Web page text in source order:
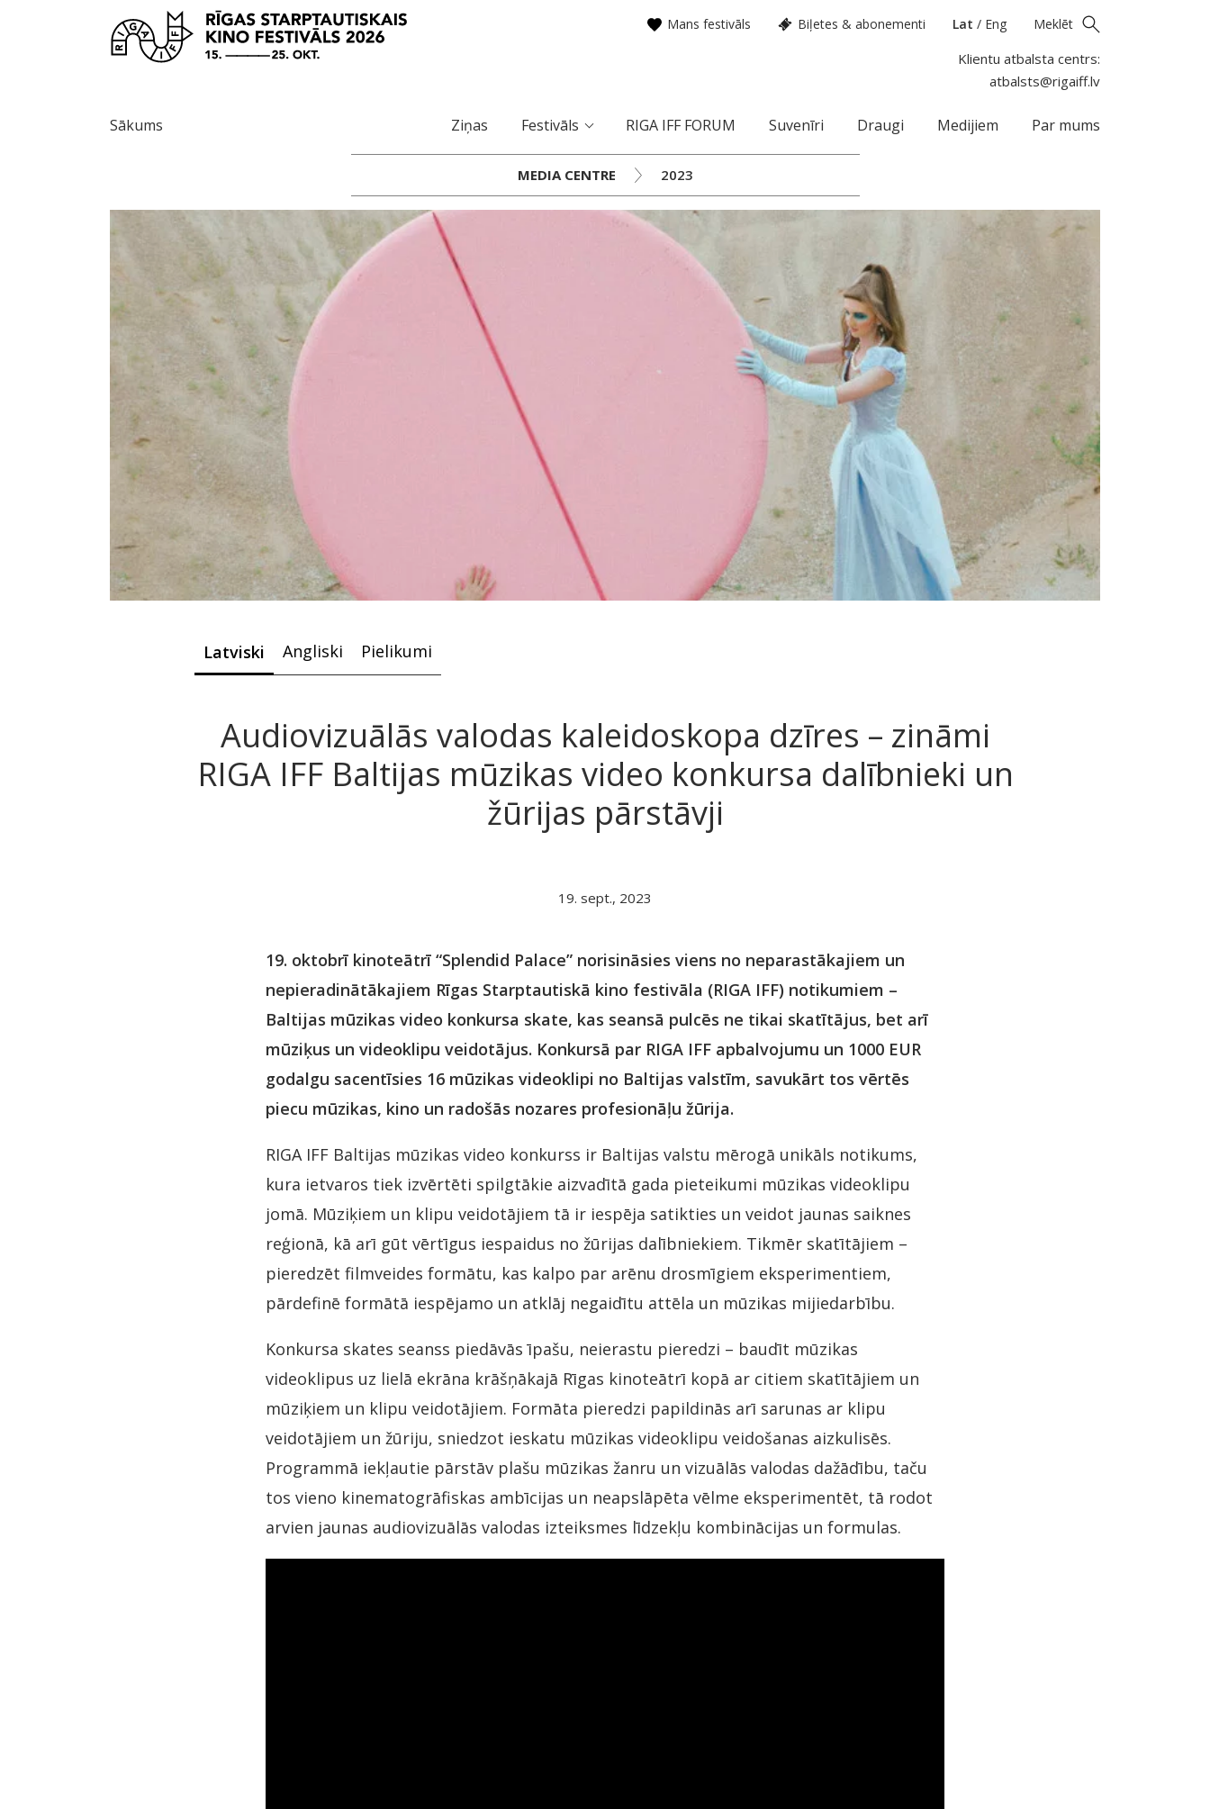
Mans festivāls Biļetes & abonementi Lat / Eng Meklēt
Klientu atbalsta centrs:
atbalsts@rigaiff.lv
Sākums Ziņas Festivāls RIGA IFF FORUM Suvenīri Draugi Medijiem Par mums
MEDIA CENTRE 2023
Latviski Angliski Pielikumi
Audiovizuālās valodas kaleidoskopa dzīres – zināmi
RIGA IFF Baltijas mūzikas video konkursa dalībnieki un
žūrijas pārstāvji
19. sept., 2023
19. oktobrī kinoteātrī “Splendid Palace” norisināsies viens no neparastākajiem un
nepieradinātākajiem Rīgas Starptautiskā kino festivāla (RIGA IFF) notikumiem –
Baltijas mūzikas video konkursa skate, kas seansā pulcēs ne tikai skatītājus, bet arī
mūziķus un videoklipu veidotājus. Konkursā par RIGA IFF apbalvojumu un 1000 EUR
godalgu sacentīsies 16 mūzikas videoklipi no Baltijas valstīm, savukārt tos vērtēs
piecu mūzikas, kino un radošās nozares profesionāļu žūrija.
RIGA IFF Baltijas mūzikas video konkurss ir Baltijas valstu mērogā unikāls notikums,
kura ietvaros tiek izvērtēti spilgtākie aizvadītā gada pieteikumi mūzikas videoklipu
jomā. Mūziķiem un klipu veidotājiem tā ir iespēja satikties un veidot jaunas saiknes
reģionā, kā arī gūt vērtīgus iespaidus no žūrijas dalībniekiem. Tikmēr skatītājiem –
pieredzēt filmveides formātu, kas kalpo par arēnu drosmīgiem eksperimentiem,
pārdefinē formātā iespējamo un atklāj negaidītu attēla un mūzikas mijiedarbību.
Konkursa skates seanss piedāvās īpašu, neierastu pieredzi – baudīt mūzikas
videoklipus uz lielā ekrāna krāšņākajā Rīgas kinoteātrī kopā ar citiem skatītājiem un
mūziķiem un klipu veidotājiem. Formāta pieredzi papildinās arī sarunas ar klipu
veidotājiem un žūriju, sniedzot ieskatu mūzikas videoklipu veidošanas aizkulisēs.
Programmā iekļautie pārstāv plašu mūzikas žanru un vizuālās valodas dažādību, taču
tos vieno kinematogrāfiskas ambīcijas un neapslāpēta vēlme eksperimentēt, tā rodot
arvien jaunas audiovizuālās valodas izteiksmes līdzekļu kombinācijas un formulas.